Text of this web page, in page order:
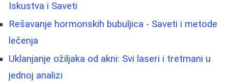
Iskustva i Saveti
Rešavanje hormonskih bubuljica - Saveti i metode
lečenja
Uklanjanje ožiljaka od akni: Svi laseri i tretmani u
jednoj analizi